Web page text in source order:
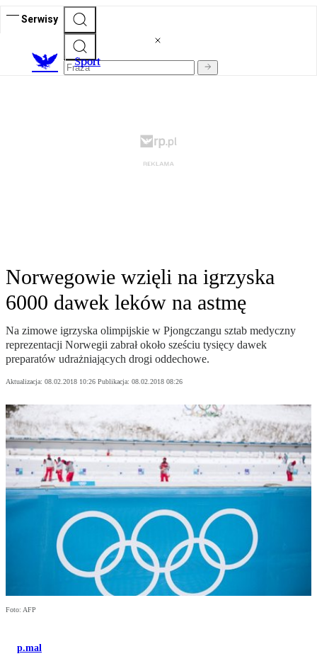
Serwisy
Sport
Norwegowie wzięli na igrzyska
6000 dawek leków na astmę
Na zimowe igrzyska olimpijskie w Pjongczangu sztab medyczny
reprezentacji Norwegii zabrał około sześciu tysięcy dawek
preparatów udrażniających drogi oddechowe.
Aktualizacja: 08.02.2018 10:26 Publikacja: 08.02.2018 08:26
Foto: AFP
p.mal